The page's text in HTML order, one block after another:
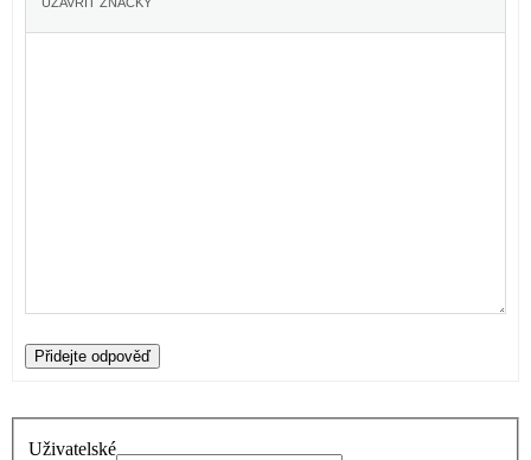
Přidejte odpověď
Uživatelské